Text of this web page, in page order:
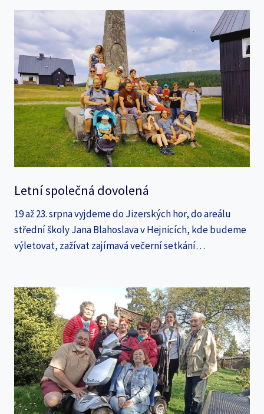
Letní společná dovolená
19 až 23. srpna vyjdeme do Jizerských hor, do areálu
střední školy Jana Blahoslava v Hejnicích, kde budeme
výletovat, zažívat zajímavá večerní setkání…